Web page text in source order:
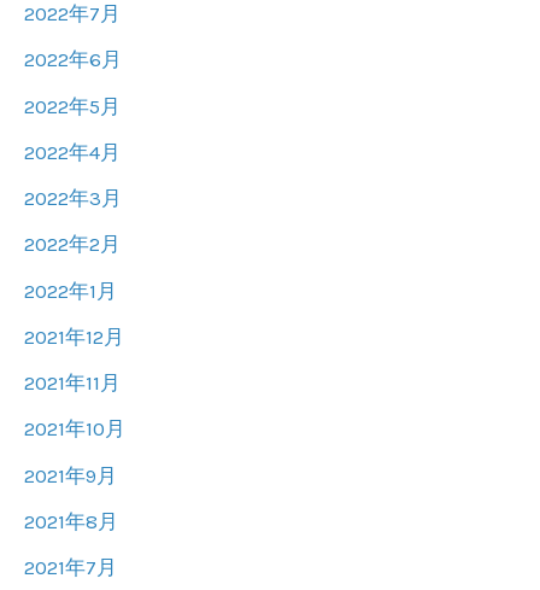
2022年7月
2022年6月
2022年5月
2022年4月
2022年3月
2022年2月
2022年1月
2021年12月
2021年11月
2021年10月
2021年9月
2021年8月
2021年7月